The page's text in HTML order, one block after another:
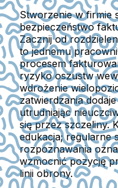
Stworzenie w firmie
bezpieczeństwo
Zacznij od
to jednemu
procesem
ryzyko oszustw
wdrożenie
zatwierdzania
utrudniając
się przez szczeliny.
edukacja; regularne
rozpoznawania
wzmocnić pozycję
linii obrony.